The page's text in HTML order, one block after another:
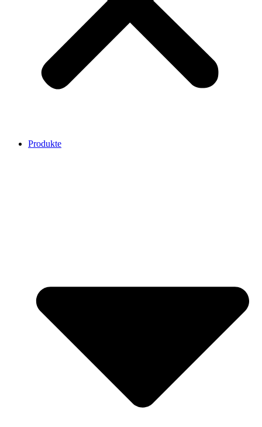
Produkte